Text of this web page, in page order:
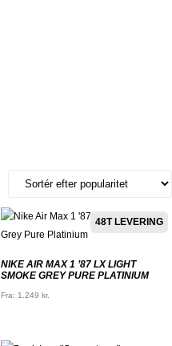
48T LEVERING
NIKE AIR MAX 1 ’87 LX LIGHT
SMOKE GREY PURE PLATINIUM
Fra: 1.249 kr.